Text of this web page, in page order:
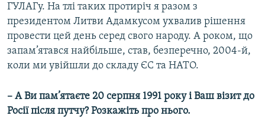
ГУЛАГу. На тлі таких протиріч я разом з
президентом Литви Адамкусом ухвалив рішення
провести цей день серед свого народу. А роком, що
запам’ятався найбільше, став, безперечно, 2004-й,
коли ми увійшли до складу ЄС та НАТО.
– А Ви пам’ятаєте 20 серпня 1991 року і Ваш візит до
Росії після путчу? Розкажіть про нього.